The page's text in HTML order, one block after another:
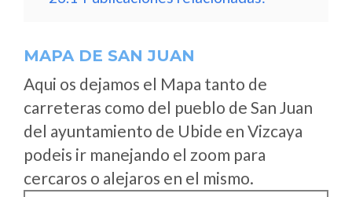
MAPA DE SAN JUAN
Aqui os dejamos el Mapa tanto de
carreteras como del pueblo de San Juan
del ayuntamiento de Ubide en Vizcaya
podeis ir manejando el zoom para
cercaros o alejaros en el mismo.